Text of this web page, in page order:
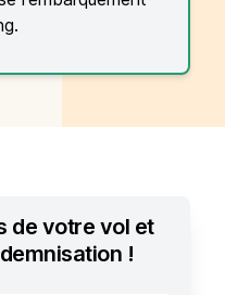
de votre vol et
!